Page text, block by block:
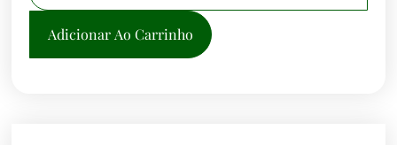
Adicionar Ao Carrinho